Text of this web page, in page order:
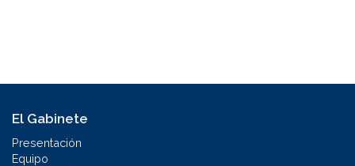
El Gabinete
Presentación
Equipo